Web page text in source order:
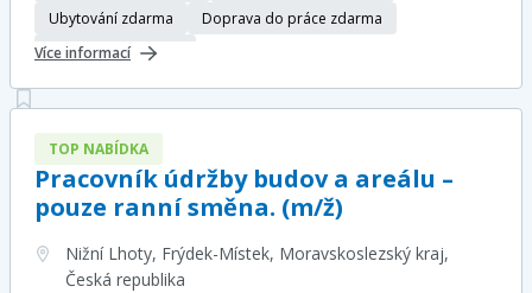
Ubytování zdarma
Doprava do práce zdarma
Ubytování zajištěno
Více informací
TOP NABÍDKA
Pracovník údržby budov a areálu –
pouze ranní směna. (m/ž)
Nižní Lhoty, Frýdek-Místek, Moravskoslezský kraj,
Česká republika